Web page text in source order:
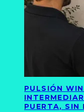
PULSIÓN
PUERTA, SIN